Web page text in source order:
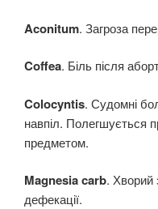
Aconitum. Загроза
Coffea. Біль після
Colocyntis. Судомні
навпіл. Полегшується
предметом.
Magnesia carb. Хворий
дефекації.